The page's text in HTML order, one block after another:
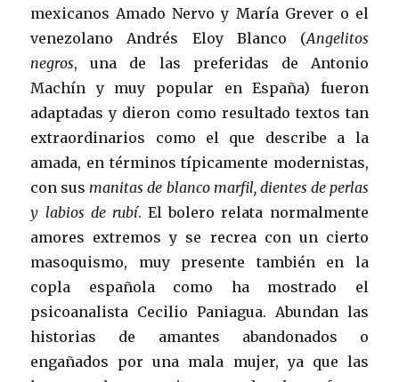
mexicanos Amado Nervo y María Grever o el
venezolano Andrés Eloy Blanco (Angelitos
negros, una de las preferidas de Antonio
Machín y muy popular en España) fueron
adaptadas y dieron como resultado textos tan
extraordinarios como el que describe a la
amada, en términos típicamente modernistas,
con sus manitas de blanco marfil, dientes de perlas
y labios de rubí. El bolero relata normalmente
amores extremos y se recrea con un cierto
masoquismo, muy presente también en la
copla española como ha mostrado el
psicoanalista Cecilio Paniagua. Abundan las
historias de amantes abandonados o
engañados por una mala mujer, ya que las